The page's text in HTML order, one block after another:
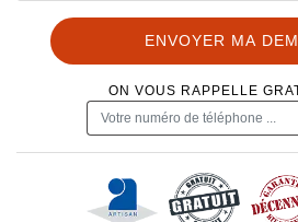
ON VOUS RAPPELLE